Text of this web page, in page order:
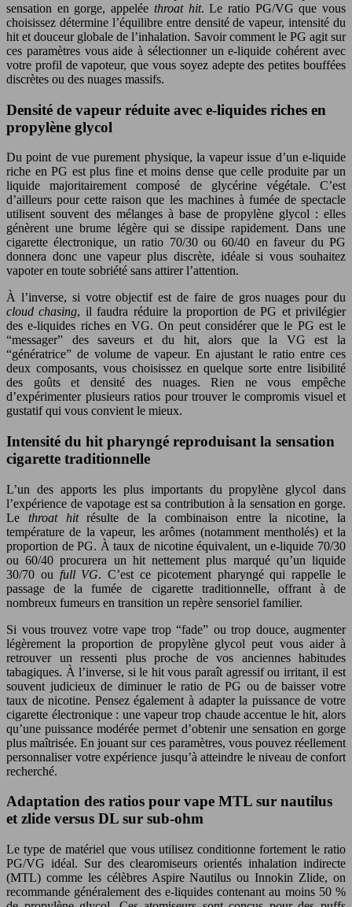
sensation en gorge, appelée throat hit. Le ratio PG/VG que vous
choisissez détermine l’équilibre entre densité de vapeur, intensité du
hit et douceur globale de l’inhalation. Savoir comment le PG agit sur
ces paramètres vous aide à sélectionner un e-liquide cohérent avec
votre profil de vapoteur, que vous soyez adepte des petites bouffées
discrètes ou des nuages massifs.
Densité de vapeur réduite avec e-liquides riches en
propylène glycol
Du point de vue purement physique, la vapeur issue d’un e-liquide
riche en PG est plus fine et moins dense que celle produite par un
liquide majoritairement composé de glycérine végétale. C’est
d’ailleurs pour cette raison que les machines à fumée de spectacle
utilisent souvent des mélanges à base de propylène glycol : elles
génèrent une brume légère qui se dissipe rapidement. Dans une
cigarette électronique, un ratio 70/30 ou 60/40 en faveur du PG
donnera donc une vapeur plus discrète, idéale si vous souhaitez
vapoter en toute sobriété sans attirer l’attention.
À l’inverse, si votre objectif est de faire de gros nuages pour du
cloud chasing, il faudra réduire la proportion de PG et privilégier
des e-liquides riches en VG. On peut considérer que le PG est le
“messager” des saveurs et du hit, alors que la VG est la
“génératrice” de volume de vapeur. En ajustant le ratio entre ces
deux composants, vous choisissez en quelque sorte entre lisibilité
des goûts et densité des nuages. Rien ne vous empêche
d’expérimenter plusieurs ratios pour trouver le compromis visuel et
gustatif qui vous convient le mieux.
Intensité du hit pharyngé reproduisant la sensation
cigarette traditionnelle
L’un des apports les plus importants du propylène glycol dans
l’expérience de vapotage est sa contribution à la sensation en gorge.
Le throat hitrésulte de la combinaison entre la nicotine, la
température de la vapeur, les arômes (notamment mentholés) et la
proportion de PG. À taux de nicotine équivalent, un e-liquide 70/30
ou 60/40 procurera un hit nettement plus marqué qu’un liquide
30/70 ou full VG. C’est ce picotement pharyngé qui rappelle le
passage de la fumée de cigarette traditionnelle, offrant à de
nombreux fumeurs en transition un repère sensoriel familier.
Si vous trouvez votre vape trop “fade” ou trop douce, augmenter
légèrement la proportion de propylène glycol peut vous aider à
retrouver un ressenti plus proche de vos anciennes habitudes
tabagiques. À l’inverse, si le hit vous paraît agressif ou irritant, il est
souvent judicieux de diminuer le ratio de PG ou de baisser votre
taux de nicotine. Pensez également à adapter la puissance de votre
cigarette électronique : une vapeur trop chaude accentue le hit, alors
qu’une puissance modérée permet d’obtenir une sensation en gorge
plus maîtrisée. En jouant sur ces paramètres, vous pouvez réellement
personnaliser votre expérience jusqu’à atteindre le niveau de confort
recherché.
Adaptation des ratios pour vape MTL sur nautilus
et zlide versus DL sur sub-ohm
Le type de matériel que vous utilisez conditionne fortement le ratio
PG/VG idéal. Sur des clearomiseurs orientés inhalation indirecte
(MTL) comme les célèbres Aspire Nautilus ou Innokin Zlide, on
recommande généralement des e-liquides contenant au moins 50 %